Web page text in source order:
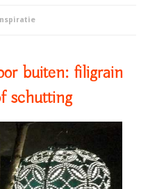
buiten: filigrain
schutting